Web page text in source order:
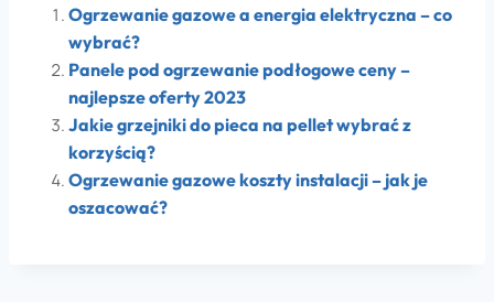
Ogrzewanie gazowe a energia elektryczna – co
wybrać?
Panele pod ogrzewanie podłogowe ceny –
najlepsze oferty 2023
Jakie grzejniki do pieca na pellet wybrać z
korzyścią?
Ogrzewanie gazowe koszty instalacji – jak je
oszacować?